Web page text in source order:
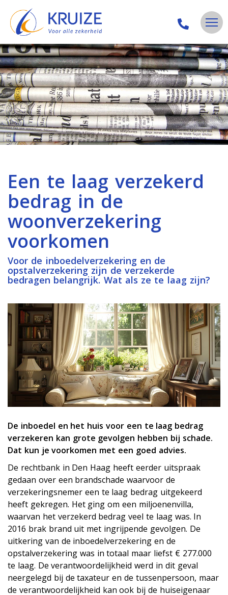
Een te laag verzekerd
bedrag in de
woonverzekering
voorkomen
Voor de inboedelverzekering en de
opstalverzekering zijn de verzekerde
bedragen belangrijk. Wat als ze te laag zijn?
De inboedel en het huis voor een te laag bedrag
verzekeren kan grote gevolgen hebben bij schade.
Dat kun je voorkomen met een goed advies.
De rechtbank in Den Haag heeft eerder uitspraak
gedaan over een brandschade waarvoor de
verzekeringsnemer een te laag bedrag uitgekeerd
heeft gekregen. Het ging om een miljoenenvilla,
waarvan het verzekerd bedrag veel te laag was. In
2016 brak brand uit met ingrijpende gevolgen. De
uitkering van de inboedelverzekering en de
opstalverzekering was in totaal maar liefst € 277.000
te laag. De verantwoordelijkheid werd in dit geval
neergelegd bij de taxateur en de tussenpersoon, maar
de verantwoordelijkheid kan ook bij de huiseigenaar